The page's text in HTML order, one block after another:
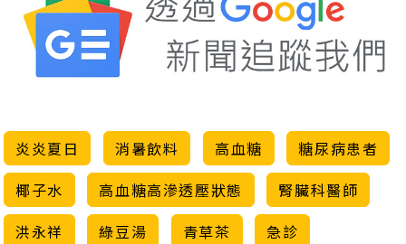
炎炎夏日 消暑飲料 高血糖
糖尿病患者
椰子水
高血糖高滲透壓狀態
腎臟科醫師
洪永祥
綠豆湯 青草茶
急診